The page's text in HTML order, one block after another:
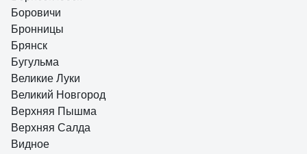
Боровичи
Бронницы
Брянск
Бугульма
Великие Луки
Великий Новгород
Верхняя Пышма
Верхняя Салда
Видное